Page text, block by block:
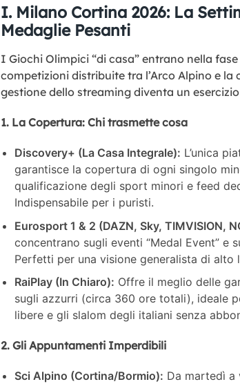
I. Milano Cortina 2026: La
Medaglie Pesanti
I Giochi Olimpici “di casa” entrano nella
competizioni distribuite tra l’Arco Alpino e la
gestione dello streaming diventa un
1. La Copertura: Chi trasmette cosa
Discovery+ (La Casa Integrale): L’unica
garantisce la copertura di ogni singolo
qualificazione degli sport minori e feed
Indispensabile per i puristi.
Eurosport 1 & 2 (DAZN, Sky, TIMVISION,
concentrano sugli eventi “Medal Event” e
Perfetti per una visione generalista di alto
RaiPlay (In Chiaro): Offre il meglio delle
sugli azzurri (circa 360 ore totali), ideale
libere e gli slalom degli italiani senza
2. Gli Appuntamenti Imperdibili
Sci Alpino (Cortina/Bormio): Da martedì a